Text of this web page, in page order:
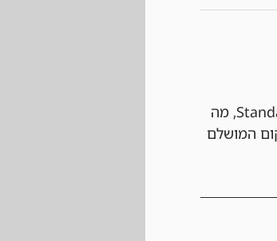
הטורניר השבועי שלנו מתקיים בפורמט Standard, מה
המושלם